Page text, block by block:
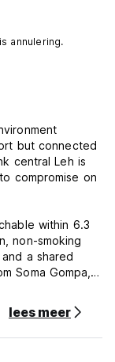
annulering.
but connected
central Leh is
compromise on
within 6.3
non-smoking
a shared
Soma Gompa,
a balcony with a
are fitted
lees meer